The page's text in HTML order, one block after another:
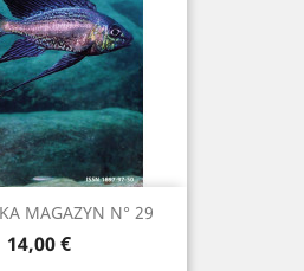
MAGAZYN N° 29
Prix
14,00 €